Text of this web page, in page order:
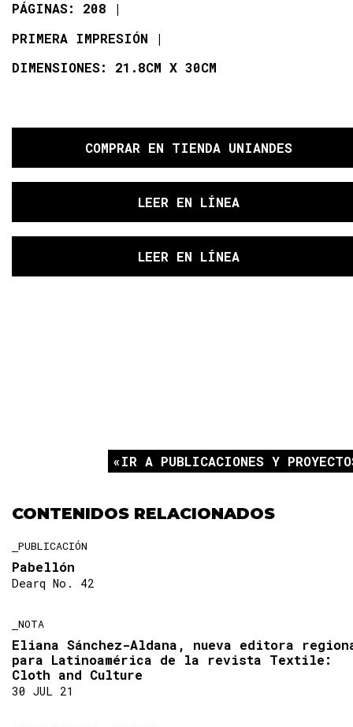
PÁGINAS: 208
PRIMERA IMPRESIÓN
DIMENSIONES: 21.8CM X 30CM
COMPRAR EN TIENDA UNIANDES
LEER EN LÍNEA
LEER EN LÍNEA
IR A PUBLICACIONES Y
CONTENIDOS RELACIONADOS
PUBLICACIÓN
Pabellón
Dearq No. 42
NOTA
Eliana Sánchez-Aldana, nueva editora
para Latinoamérica de la revista Textile:
Cloth and Culture
30 JUL 21